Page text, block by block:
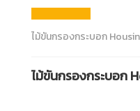
ไม้ขันกรองกระบอก
ไม้ขันกรองกระบอก